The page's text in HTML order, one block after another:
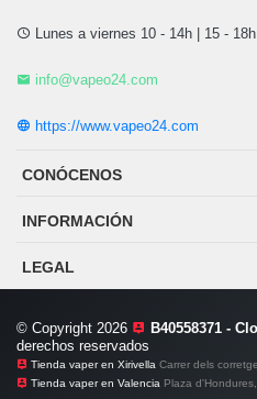
Lunes a viernes 10 - 14h | 15 - 18h
info@vapeo24.com
https://www.vapeo24.com
CONÓCENOS
INFORMACIÓN
LEGAL
© Copyright 2026 B40558371 -
derechos reservados
Tienda vaper en Xirivella Carrer dels
Tienda vaper en Valencia Plaza